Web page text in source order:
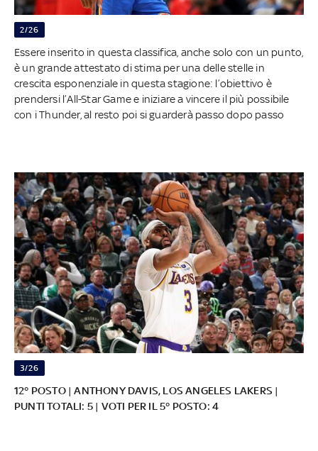
2/26
Essere inserito in questa classifica, anche solo con un punto,
è un grande attestato di stima per una delle stelle in
crescita esponenziale in questa stagione: l’obiettivo è
prendersi l’All-Star Game e iniziare a vincere il più possibile
con i Thunder, al resto poi si guarderà passo dopo passo
3/26
12° POSTO | ANTHONY DAVIS, LOS ANGELES LAKERS |
PUNTI TOTALI: 5 | VOTI PER IL 5° POSTO: 4